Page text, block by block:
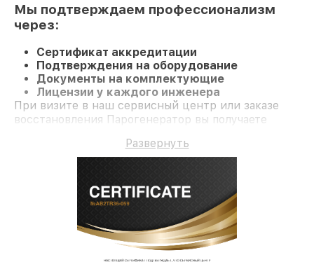
Мы подтверждаем профессионализм
через:
Сертификат аккредитации
Подтверждения на оборудование
Документы на комплектующие
Лицензии у каждого инженера
При визите в наш сервисный центр или заказе
восстановления Парогенератор вы получаете
на ремонт и детали.Развернуть